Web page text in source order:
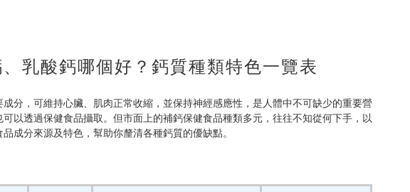
乳酸鈣哪個好？鈣質種類特色一覽表
分，可維持心臟、肌肉正常收縮，並保持神經感應性，是人體中不可缺少的重要營
以透過保健食品攝取。但市面上的補鈣保健食品種類多元，往往不知從何下手，以
成分來源及特色，幫助你釐清各種鈣質的優缺點。